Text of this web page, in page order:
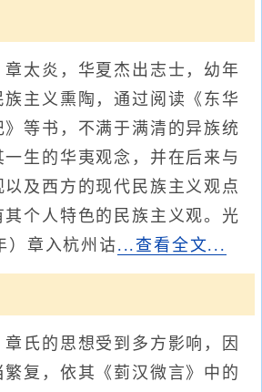
，华夏杰出志士，幼年
主义熏陶，通过阅读《东华
等书，不满于满清的异族统
生的华夷观念，并在后来与
以及西方的现代民族主义观点
个人特色的民族主义观。光
）章入杭州诂...查看全文...
思想受到多方影响，因
复，依其《菿汉微言》中的